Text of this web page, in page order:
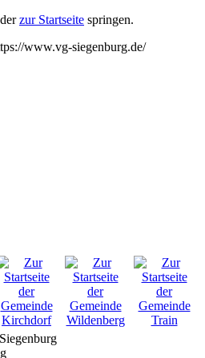
zur Startseite springen.
www.vg-siegenburg.de/